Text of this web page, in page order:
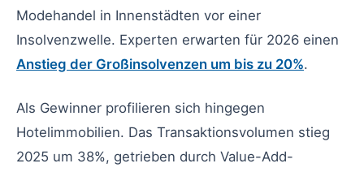
Modehandel in Innenstädten vor einer
Insolvenzwelle. Experten erwarten für 2026 einen
Anstieg der Großinsolvenzen um bis zu 20%.
Als Gewinner profilieren sich hingegen
Hotelimmobilien. Das Transaktionsvolumen stieg
2025 um 38%, getrieben durch Value-Add-